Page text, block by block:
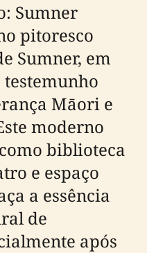
Sumner
pitoresco
Sumner, em
Māori e
moderno
biblioteca
e espaço
a essência
de
após